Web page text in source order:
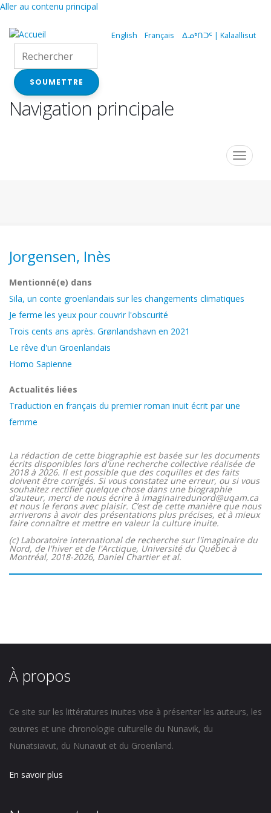
Aller au contenu principal
English Français ᐃᓄᒃᑎᑐᑦ | Kalaallisut
SOUMETTRE
Navigation principale
Toggle
Jorgensen, Inès
Mentionné(e) dans
Sila, un conte groenlandais sur les changements climatiques
Je ferme les yeux pour couvrir l'obscurité
Trois cents ans après. Grønlandshavn en 2021
Le rêve d'un Groenlandais
Homo Sapienne
Actualités liées
Traduction en français du premier roman inuit écrit par une
femme
La rédaction de cette biographie est basée sur les documents
écrits disponibles lors d'une recherche collective réalisée de
2018 à 2026. Il est possible que des coquilles et des faits
doivent être corrigés. Si vous constatez une erreur, ou si vous
souhaitez rectifier quelque chose dans une biographie
d’auteur, merci de nous écrire à imaginairedunord@uqam.ca
et nous le ferons avec plaisir. C’est de cette manière que nous
arriverons à avoir des présentations plus précises, et à mieux
faire connaître et mettre en valeur la culture inuite.
(c) Laboratoire international de recherche sur l'imaginaire du
Nord, de l'hiver et de l'Arctique, Université du Québec à
Montréal, 2018-2026, Daniel Chartier et al.
À propos
Ce site sur les littératures inuites vise à présenter les auteurs, les
œuvres et une chronologie culturelle du Nunavik, du
Nunatsiavut, du Nunavut et du Groenland.
En savoir plus